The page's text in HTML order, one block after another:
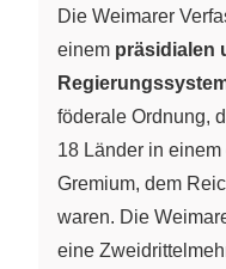
Die Weimarer
einem präsidialen
föderale Ordnung,
18 Länder in
Gremium, dem
waren. Die
eine